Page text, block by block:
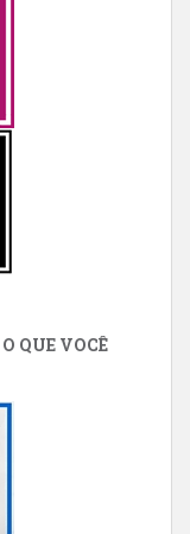
QUE VOCÊ